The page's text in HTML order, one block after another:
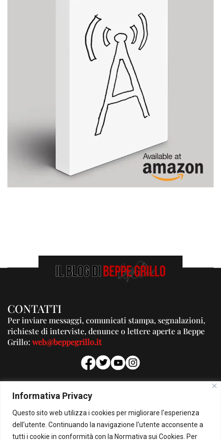
Informativa Privacy
Questo sito web utilizza i cookies per migliorare l'esperienza
dell'utente. Continuando la navigazione l'utente acconsente a
tutti i cookie in conformità con la Normativa sui Cookies. Per
CONTATTI
Per inviare messaggi, comunicati stampa, segnalazioni,
richieste di interviste, denunce o lettere aperte a Beppe
Grillo:web@beppegrillo.it
PUBBLICITA'
Per la tua pubblicità su questo Blog:
pubblicita@beppegrillo.it